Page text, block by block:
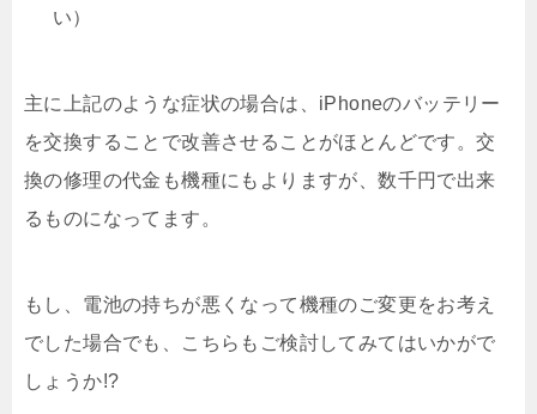
い）
主に上記のような症状の場合は、iPhoneのバッテリー
を交換することで改善させることがほとんどです。交
換の修理の代金も機種にもよりますが、数千円で出来
るものになってます。
もし、電池の持ちが悪くなって機種のご変更をお考え
でした場合でも、こちらもご検討してみてはいかがで
しょうか!?